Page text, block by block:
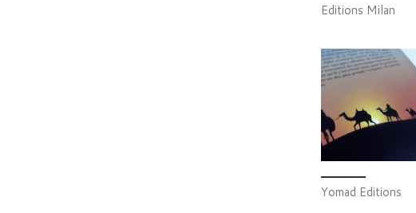
Editions Milan
Yomad Editions